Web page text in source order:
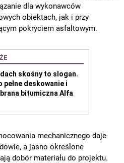
dla wykonawców
obiektach, jak i przy
pokryciem asfaltowym.
mechanicznego daje
a jasno określone
dobór materiału do projektu.